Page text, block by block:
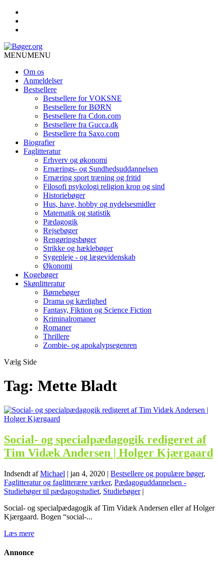
MENUMENU
Om os
Anmeldelser
Bestsellere
Bestsellere for VOKSNE
Bestsellere for BØRN
Bestsellere fra Cdon.com
Bestsellere fra Gucca.dk
Bestsellere fra Saxo.com
Biografier
Faglitteratur
Erhverv og økonomi
Ernærings- og Sundhedsuddannelsen
Ernæring sport træning og fritid
Filosofi psykologi religion krop og sind
Historiebøger
Hus, have, hobby og nydelsesmidler
Matematik og statistik
Pædagogik
Rejsebøger
Rengøringsbøger
Strikke og hæklebøger
Sygepleje - og lægevidenskab
Økonomi
Kogebøger
Skønlitteratur
Børnebøger
Drama og kærlighed
Fantasy, Fiktion og Science Fiction
Kriminalromaner
Romaner
Thrillere
Zombie- og apokalypsegenren
Vælg Side
Tag: Mette Bladt
Social- og specialpædagogik redigeret af
Tim Vidæk Andersen | Holger Kjærgaard
Indsendt afMichael | jan 4, 2020 | Bestsellere og populære bøger,
Faglitteratur og faglitterære værker, Pædagoguddannelsen -
Studiebøger til pædagogstudiet, Studiebøger|
Social- og specialpædagogik af Tim Vidæk Andersen eller af Holger
Kjærgaard. Bogen “social-...
Læs mere
Annonce